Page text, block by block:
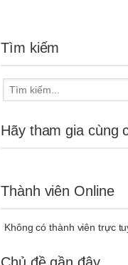
Tìm kiếm
Hãy tham gia cùng
Thành viên Online
Không có thành viên trực